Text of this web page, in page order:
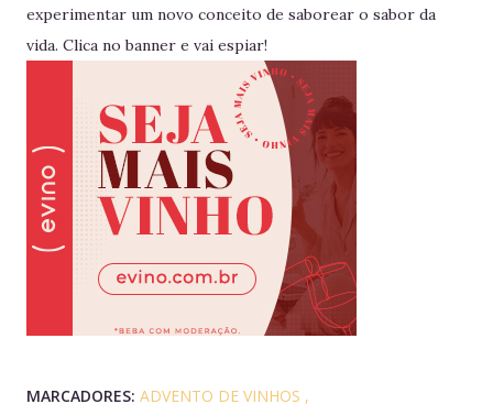
experimentar um novo conceito de saborear o sabor da
vida. Clica no banner e vai espiar!
MARCADORES: ADVENTO DE VINHOS